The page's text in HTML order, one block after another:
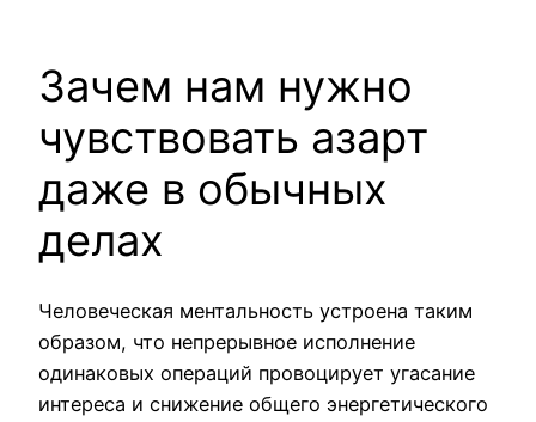
Зачем нам нужно
чувствовать азарт
даже в обычных
делах
Человеческая ментальность устроена таким
образом, что непрерывное исполнение
одинаковых операций провоцирует угасание
интереса и снижение общего энергетического